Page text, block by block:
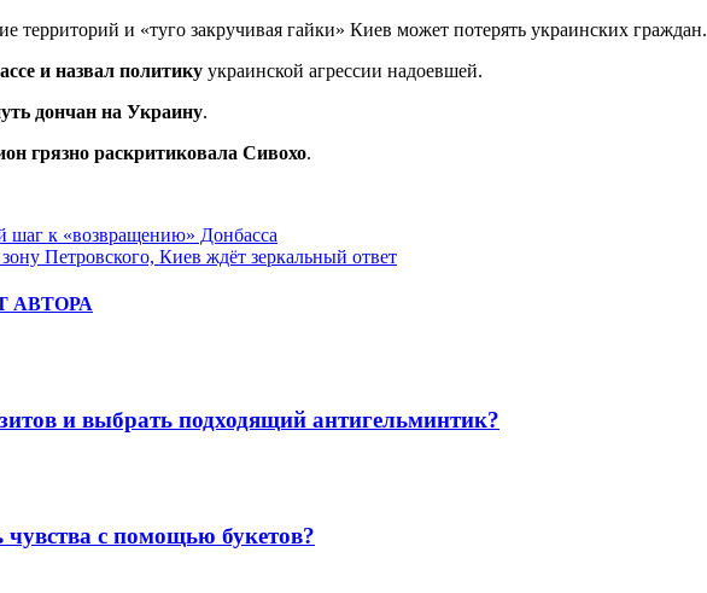
территорий и «туго закручивая гайки» Киев может потерять украинских граждан.
и назвал политику украинской агрессии надоевшей.
дончан на Украину.
грязно раскритиковала Сивохо.
шаг к «возвращению» Донбасса
Петровского, Киев ждёт зеркальный ответ
АВТОРА
и выбрать подходящий антигельминтик?
с помощью букетов?